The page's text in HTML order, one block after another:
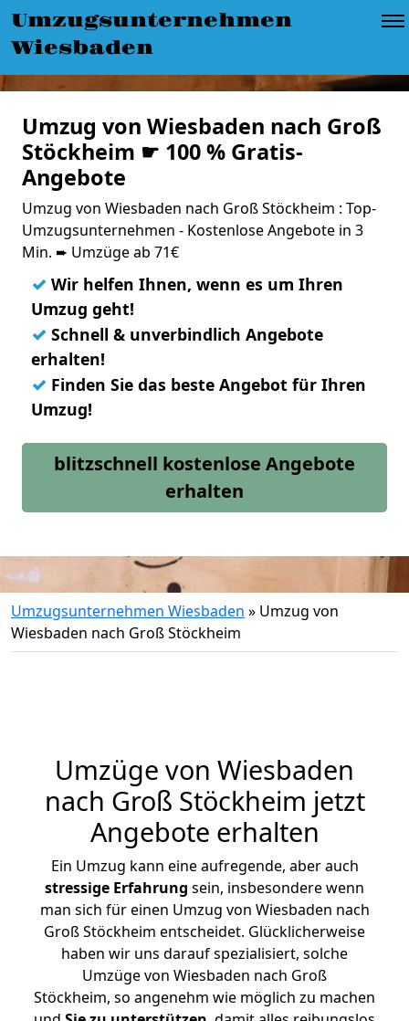
Umzugsunternehmen
Wiesbaden
Umzug von Wiesbaden nach Groß
Stöckheim ☛ 100 % Gratis-
Angebote
Umzug von Wiesbaden nach Groß Stöckheim : Top-
Umzugsunternehmen - Kostenlose Angebote in 3
Min. ➨ Umzüge ab 71€
✓ Wir helfen Ihnen, wenn es um Ihren
Umzug geht!
✓ Schnell & unverbindlich Angebote
erhalten!
✓ Finden Sie das beste Angebot für Ihren
Umzug!
blitzschnell kostenlose Angebote
erhalten
Umzugsunternehmen Wiesbaden » Umzug von
Wiesbaden nach Groß Stöckheim
Umzüge von Wiesbaden
nach Groß Stöckheim jetzt
Angebote erhalten
Ein Umzug kann eine aufregende, aber auch
stressige Erfahrung sein, insbesondere wenn
man sich für einen Umzug von Wiesbaden nach
Groß Stöckheim entscheidet. Glücklicherweise
haben wir uns darauf spezialisiert, solche
Umzüge von Wiesbaden nach Groß
Stöckheim, so angenehm wie möglich zu machen